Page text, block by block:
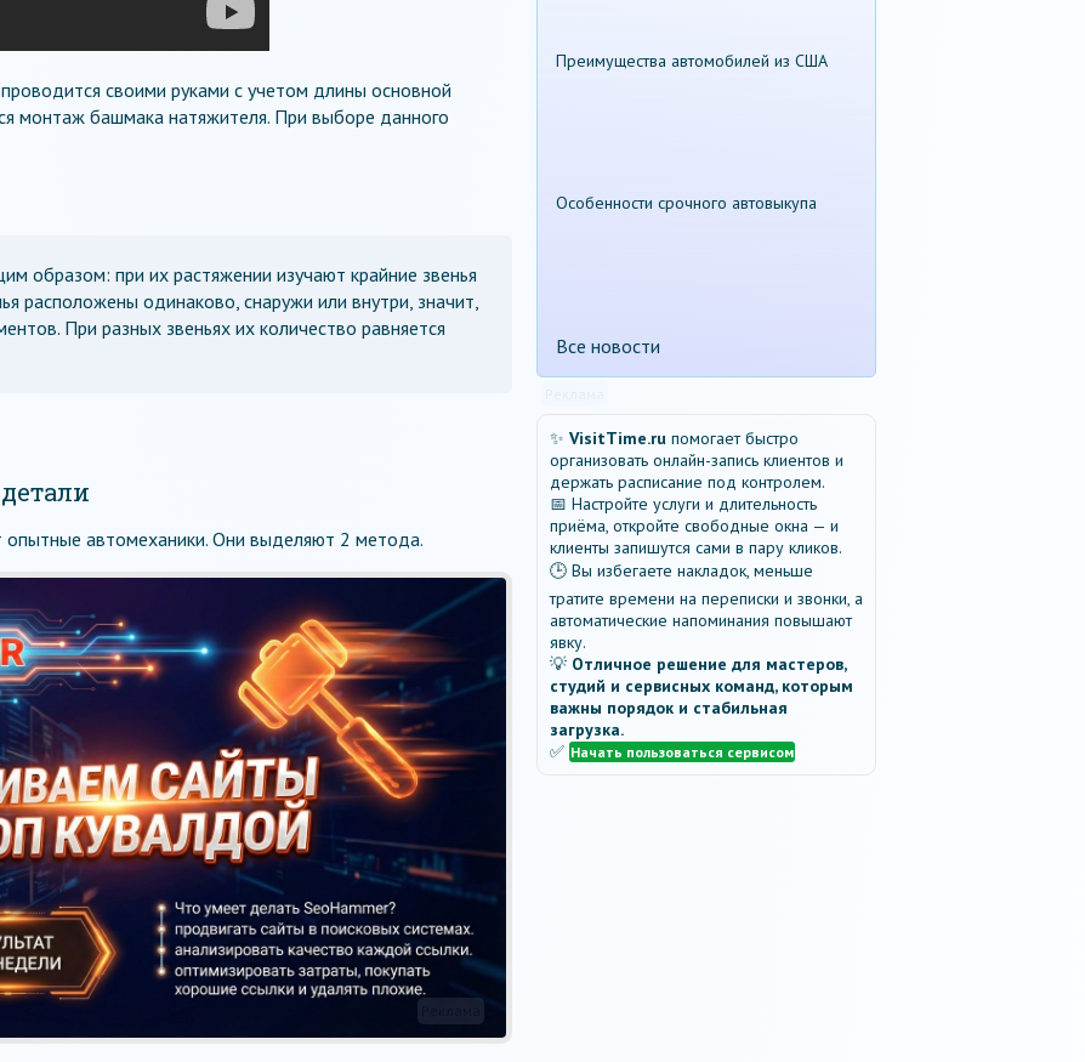
своими руками с учетом длины основной
монтаж башмака натяжителя. При выборе данного
образом: при их растяжении изучают крайние звенья
расположены одинаково, снаружи или внутри, значит,
При разных звеньях их количество равняется
опытные автомеханики. Они выделяют 2 метода.
Преимущества автомобилей из США
Особенности срочного автовыкупа
Все новости
✨ VisitTime.ru помогает быстро
организовать онлайн-запись клиентов и
держать расписание под контролем.
📅 Настройте услуги и длительность
приёма, откройте свободные окна — и
клиенты запишутся сами в пару кликов.
🕒 Вы избегаете накладок, меньше
тратите времени на переписки и звонки, а
автоматические напоминания повышают
явку.
💡 Отличное решение для мастеров,
студий и сервисных команд, которым
важны порядок и стабильная
загрузка.
✅ Начать пользоваться сервисом